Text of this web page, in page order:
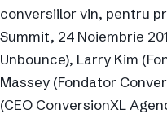
conversiilor vin, pentru
Summit, 24 Noiembrie
Unbounce), Larry Kim
Massey (Fondator
(CEO ConversionXL